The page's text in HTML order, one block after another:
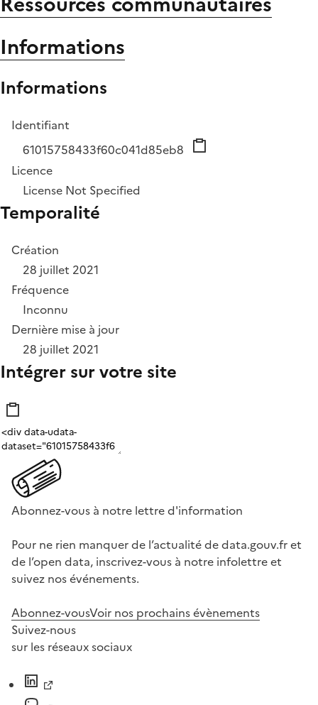
Informations
Informations
Identifiant
61015758433f60c041d85eb8
Licence
License Not Specified
Temporalité
Création
28 juillet 2021
Fréquence
Inconnu
Dernière mise à jour
28 juillet 2021
Intégrer sur votre site
Abonnez-vous à notre lettre d'information
Pour ne rien manquer de l’actualité de data.gouv.fr et
de l’open data, inscrivez-vous à notre infolettre et
suivez nos événements.
Abonnez-vousVoir nos prochains évènements
Suivez-nous
sur les réseaux sociaux